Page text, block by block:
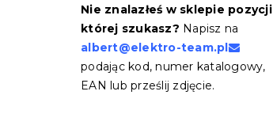
Nie znalazłeś w sklepie pozycji
której szukasz? Napisz na
albert@elektro-team.pl
podając kod, numer katalogowy,
EAN lub prześlij zdjęcie.